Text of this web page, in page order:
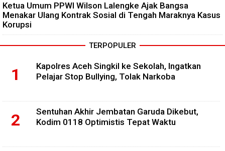
Ketua Umum PPWI Wilson Lalengke Ajak Bangsa
Menakar Ulang Kontrak Sosial di Tengah Maraknya Kasus
Korupsi
TERPOPULER
Kapolres Aceh Singkil ke Sekolah, Ingatkan
Pelajar Stop Bullying, Tolak Narkoba
Sentuhan Akhir Jembatan Garuda Dikebut,
Kodim 0118 Optimistis Tepat Waktu